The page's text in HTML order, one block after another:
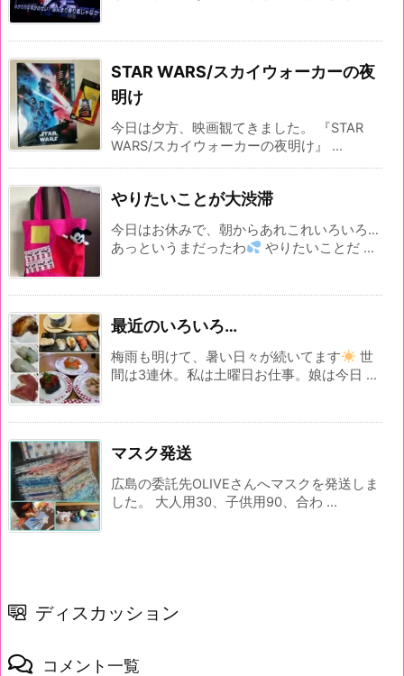
STAR WARS/スカイウォーカーの夜
明け
今日は夕方、映画観てきました。 『STAR
WARS/スカイウォーカーの夜明け』 ...
やりたいことが大渋滞
今日はお休みで、朝からあれこれいろいろ…
あっというまだったわ
やりたいことだ ...
最近のいろいろ…
梅雨も明けて、暑い日々が続いてます
世
間は3連休。私は土曜日お仕事。娘は今日 ...
マスク発送
広島の委託先OLIVEさんへマスクを発送しま
した。 大人用30、子供用90、合わ ...
ディスカッション
コメント一覧